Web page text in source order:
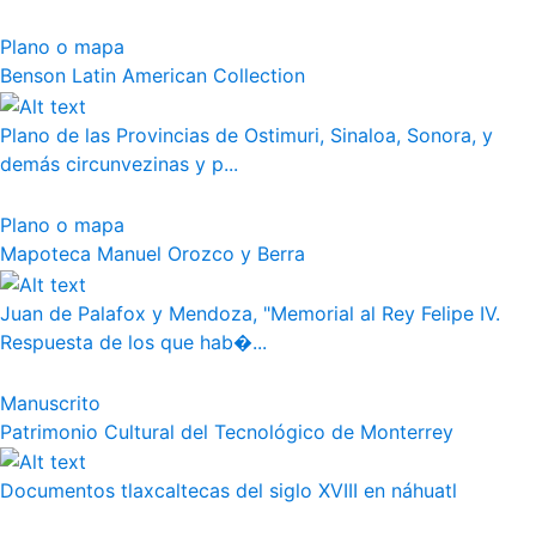
Plano o mapa
Benson Latin American Collection
Plano de las Provincias de Ostimuri, Sinaloa, Sonora, y
demás circunvezinas y p...
Plano o mapa
Mapoteca Manuel Orozco y Berra
Juan de Palafox y Mendoza, "Memorial al Rey Felipe IV.
Respuesta de los que hab�...
Manuscrito
Patrimonio Cultural del Tecnológico de Monterrey
Documentos tlaxcaltecas del siglo XVIII en náhuatl